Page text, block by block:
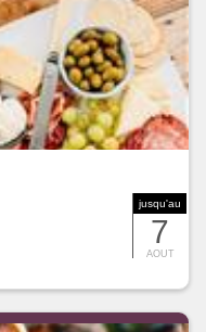
jusqu'au
7
AOUT